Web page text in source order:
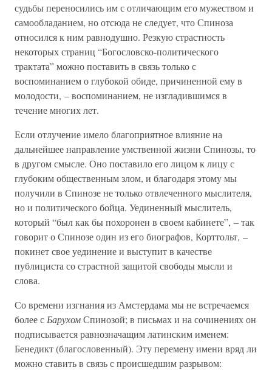
судьбы переносились им с отличающим его мужеством и
самообладанием, но отсюда не следует, что Спиноза
относился к ним равнодушно. Резкую страстность
некоторых страниц “Богословско-политического
трактата” можно поставить в связь только с
воспоминанием о глубокой обиде, причиненной ему в
молодости, – воспоминанием, не изгладившимся в
течение многих лет.
Если отлучение имело благоприятное влияние на
дальнейшее направление умственной жизни Спинозы, то
в другом смысле. Оно поставило его лицом к лицу с
глубоким общественным злом, и благодаря этому мы
получили в Спинозе не только отвлеченного мыслителя,
но и политического бойца. Уединенный мыслитель,
который “был как бы похоронен в своем кабинете”, – так
говорит о Спинозе один из его биографов, Корттольт, –
покинет свое уединение и выступит в качестве
публициста со страстной защитой свободы мысли и
слова.
Со времени изгнания из Амстердама мы не встречаемся
более с БарухомСпинозой; в письмах и на сочинениях он
подписывается равнозначащим латинским именем:
Бенедикт (благословенный). Эту перемену имени вряд ли
можно ставить в связь с происшедшим разрывом: